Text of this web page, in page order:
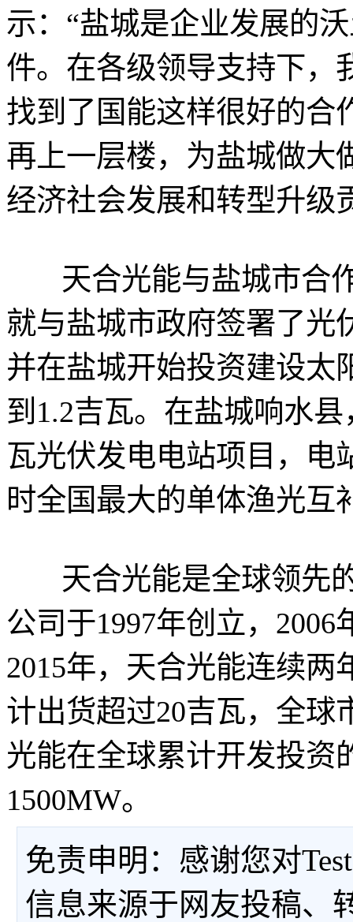
示：“盐城是企业发展的
件。在各级领导支持下，
找到了国能这样很好的合
再上一层楼，为盐城做大
经济社会发展和转型升级
天合光能与盐城市合作
就与盐城市政府签署了光
并在盐城开始投资建设太
到1.2吉瓦。在盐城响水
瓦光伏发电电站项目，电
时全国最大的单体渔光互
天合光能是全球领先的
公司于1997年创立，
2015年，天合光能连续
计出货超过20吉瓦，全球
光能在全球累计开发投资
1500MW。
免责申明：感谢您对
信息来源于网友投稿、